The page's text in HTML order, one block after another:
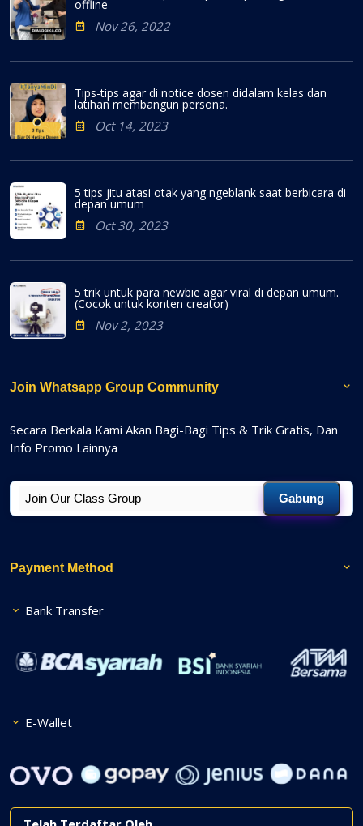
offline
Nov 26, 2022
Tips-tips agar di notice dosen didalam kelas dan
latihan membangun persona.
Oct 14, 2023
5 tips jitu atasi otak yang ngeblank saat berbicara di
depan umum
Oct 30, 2023
5 trik untuk para newbie agar viral di depan umum.
(Cocok untuk konten creator)
Nov 2, 2023
Join Whatsapp Group Community
Secara Berkala Kami Akan Bagi-Bagi Tips & Trik Gratis, Dan
Info Promo Lainnya
Gabung
Payment Method
Bank Transfer
E-Wallet